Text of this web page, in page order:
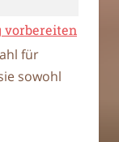
vorbereiten
für
sowohl